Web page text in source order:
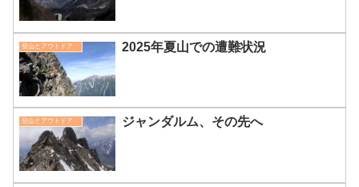
登山とアウトドア 2025年夏山での遭難状況
登山とアウトドア ジャンダルム、その先へ